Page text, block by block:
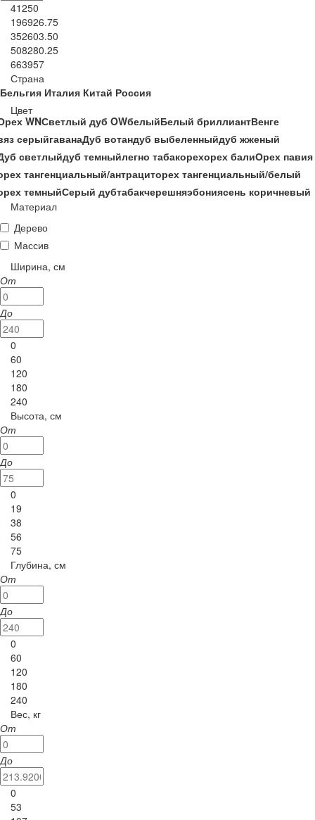
41250
196926.75
352603.50
508280.25
663957
Страна
Бельгия Италия Китай Россия
Цвет
WNСветлый дуб OWбелыйБелый бриллиантВенге
серыйгаванаДуб вотандуб выбеленныйдуб жженый
светлыйдуб темныйлегно табакорехорех балиОрех павия
тангенциальный/антрациторех тангенциальный/белый
темныйСерый дубтабакчерешняэбониясень коричневый
Материал
Дерево
Массив
Ширина, см
От
До
0
60
120
180
240
Высота, см
От
До
0
19
38
56
75
Глубина, см
От
До
0
60
120
180
240
Вес, кг
От
До
0
53